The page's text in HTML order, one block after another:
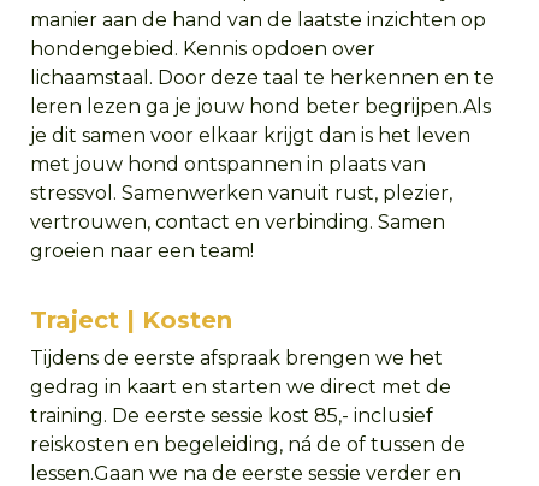
manier aan de hand van de laatste inzichten op
hondengebied. Kennis opdoen over
lichaamstaal. Door deze taal te herkennen en te
leren lezen ga je jouw hond beter begrijpen.Als
je dit samen voor elkaar krijgt dan is het leven
met jouw hond ontspannen in plaats van
stressvol. Samenwerken vanuit rust, plezier,
vertrouwen, contact en verbinding. Samen
groeien naar een team!
Traject | Kosten
Tijdens de eerste afspraak brengen we het
gedrag in kaart en starten we direct met de
training. De eerste sessie kost 85,- inclusief
reiskosten en begeleiding, ná de of tussen de
lessen.Gaan we na de eerste sessie verder en